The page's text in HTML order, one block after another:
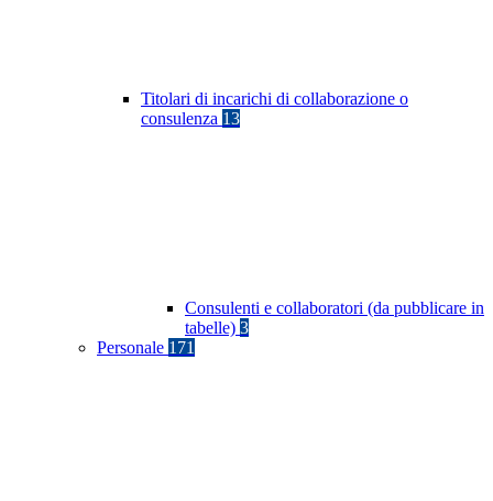
Titolari di incarichi di collaborazione o
consulenza 13
Consulenti e collaboratori (da pubblicare in
tabelle) 3
Personale 171